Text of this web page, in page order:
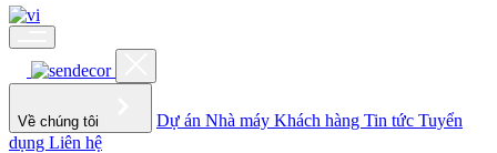
Về chúng tôi Dự án Nhà máy Khách hàng Tin tức Tuyển
dụng Liên hệ